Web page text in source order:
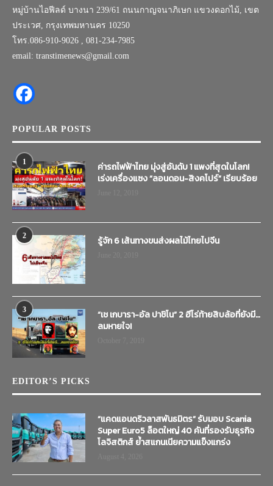
หมู่บ้านไอฟีลด์ บางนา 239/61 ถนนกาญจนาภิเษก แขวงดอกไม้, เขต
ประเวศ, กรุงเทพมหานคร 10250
โทร.086-910-9026 , 081-234-7985
email: transtimenews@gmail.com
POPULAR POSTS
1
ค่ารถไฟฟ้าไทย มุ่งสู่อันดับ 1 แพงที่สุดในโลก!
เร่งเครื่องแซง “ลอนดอน-สิงคโปร์” เรียบร้อย
2 รู้จัก 6 เส้นทางขนส่งผลไม้ไทยไปจีน
3
“เช เกบารา-อัล ปาชิโน” 2 ฮีโร่ท้ายสิบล้อที่ยังมี…
ลมหายใจ!
EDITOR’S PICKS
“แคดแอนดริวลาสพันธมิตร” รับมอบ Scania
Super Euro5 ล็อตใหญ่ 40 คันที่รองรับธุรกิจ
โลจิสติกส์ ย้ำสแกนเนียความแข็งแกร่ง